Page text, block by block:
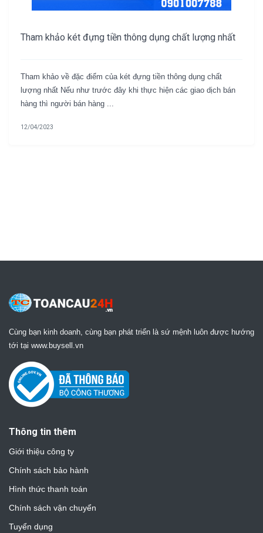
Tham khảo két đựng tiền thông dụng chất lượng nhất
Tham khảo về đặc điểm của két đựng tiền thông dụng chất
lượng nhất Nếu như trước đây khi thực hiện các giao dịch bán
hàng thì người bán hàng ...
12/04/2023
Cùng bạn kinh doanh, cùng bạn phát triển là sứ mệnh luôn được hướng
tới tại www.buysell.vn
Thông tin thêm
Giới thiệu công ty
Chính sách bảo hành
Hình thức thanh toán
Chính sách vận chuyển
Tuyển dụng